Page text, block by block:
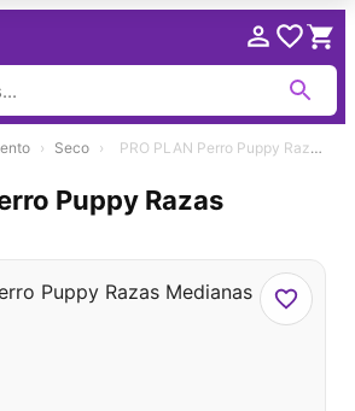
› Seco › PRO PLAN Perro Puppy Razas Medianas
Puppy Razas